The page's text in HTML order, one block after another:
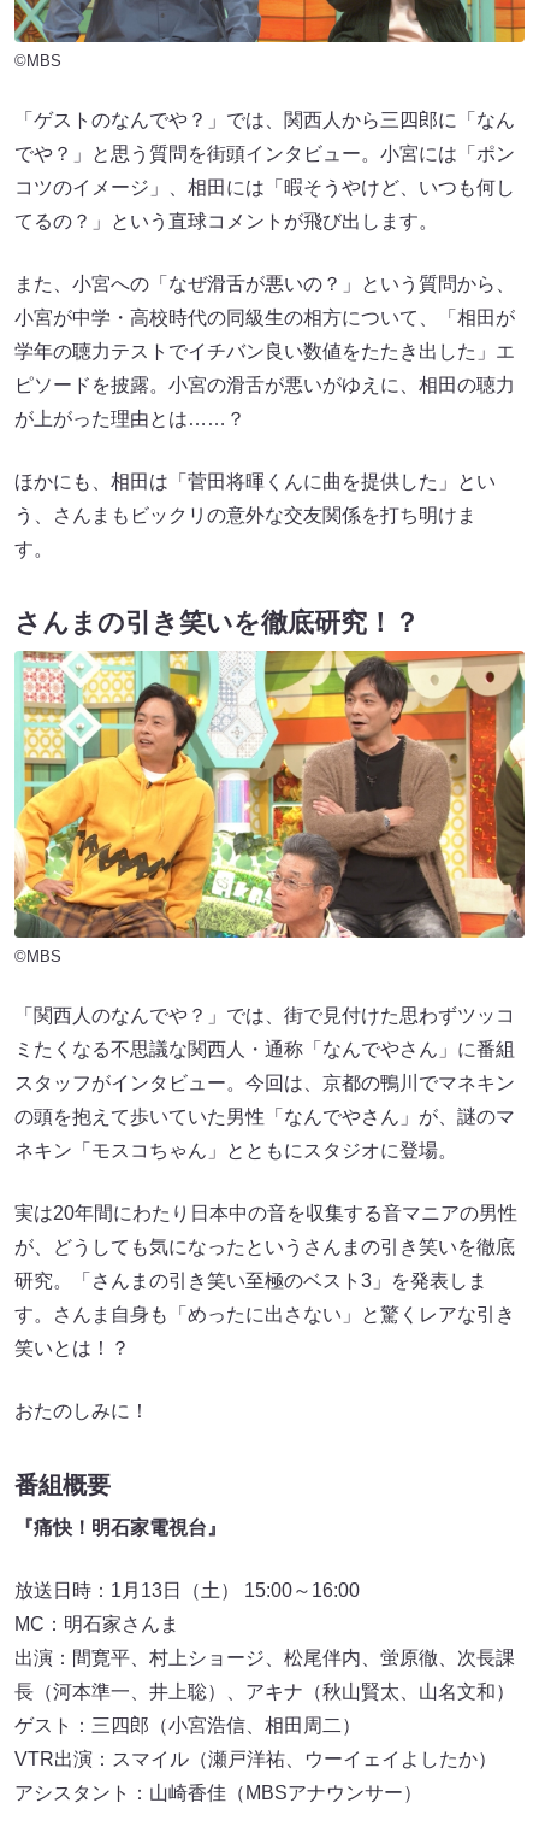
©MBS
「ゲストのなんでや？」では、関西人から三四郎に「なん
でや？」と思う質問を街頭インタビュー。小宮には「ポン
コツのイメージ」、相田には「暇そうやけど、いつも何し
てるの？」という直球コメントが飛び出します。
また、小宮への「なぜ滑舌が悪いの？」という質問から、
小宮が中学・高校時代の同級生の相方について、「相田が
学年の聴力テストでイチバン良い数値をたたき出した」エ
ピソードを披露。小宮の滑舌が悪いがゆえに、相田の聴力
が上がった理由とは……？
ほかにも、相田は「菅田将暉くんに曲を提供した」とい
う、さんまもビックリの意外な交友関係を打ち明けま
す。
さんまの引き笑いを徹底研究！？
©MBS
「関西人のなんでや？」では、街で見付けた思わずツッコ
ミたくなる不思議な関西人・通称「なんでやさん」に番組
スタッフがインタビュー。今回は、京都の鴨川でマネキン
の頭を抱えて歩いていた男性「なんでやさん」が、謎のマ
ネキン「モスコちゃん」とともにスタジオに登場。
実は20年間にわたり日本中の音を収集する音マニアの男性
が、どうしても気になったというさんまの引き笑いを徹底
研究。「さんまの引き笑い至極のベスト3」を発表しま
す。さんま自身も「めったに出さない」と驚くレアな引き
笑いとは！？
おたのしみに！
番組概要
『痛快！明石家電視台』
放送日時：1月13日（土） 15:00～16:00
MC：明石家さんま
出演：間寛平、村上ショージ、松尾伴内、蛍原徹、次長課
長（河本準一、井上聡）、アキナ（秋山賢太、山名文和）
ゲスト：三四郎（小宮浩信、相田周二）
VTR出演：スマイル（瀬戸洋祐、ウーイェイよしたか）
アシスタント：山崎香佳（MBSアナウンサー）